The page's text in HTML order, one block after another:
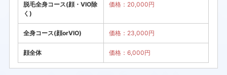
脱毛全身コース(顔・VIO除
く)
価格：20,000円
全身コース(顔orVIO) 価格：23,000円
顔全体 価格：6,000円